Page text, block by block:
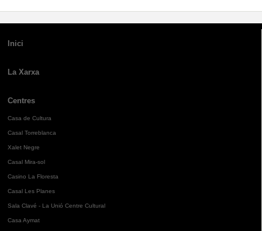
Inici
La Xarxa
Centres
Casa de Cultura
Casal Torreblanca
Xalet Negre
Casal Mira-sol
Casino La Floresta
Casal Les Planes
Sala Clavé - La Unió Centre Cultural
Casa Aymat